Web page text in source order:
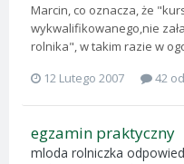
Marcin, co oznacza, że
wykwalifikowanego,nie
rolnika", w takim razie w
12 Lutego 2007
42
egzamin praktyczny
mloda rolniczka